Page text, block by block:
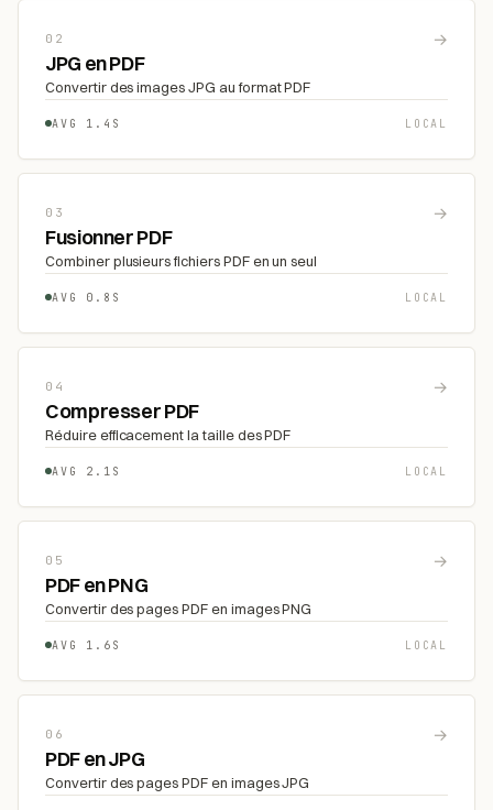
02 →
JPG en PDF
Convertir des images JPG au format PDF
AVG 1.4S LOCAL
03 →
Fusionner PDF
Combiner plusieurs fichiers PDF en un seul
AVG 0.8S LOCAL
04 →
Compresser PDF
Réduire efficacement la taille des PDF
AVG 2.1S LOCAL
05 →
PDF en PNG
Convertir des pages PDF en images PNG
AVG 1.6S LOCAL
06 →
PDF en JPG
Convertir des pages PDF en images JPG